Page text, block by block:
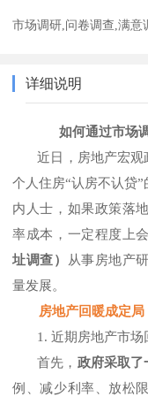
市场调研,问卷调查,满
详细说明
如何通过市场
近日，房地产宏观
个人住房“认房不认贷
内人士，如果政策落
率成本，一定程度上
址调查） 从事房地产
量发展。
房地产回暖成定
1.近期房地产市场
首先， 政府采取了
例、减少利率、放松